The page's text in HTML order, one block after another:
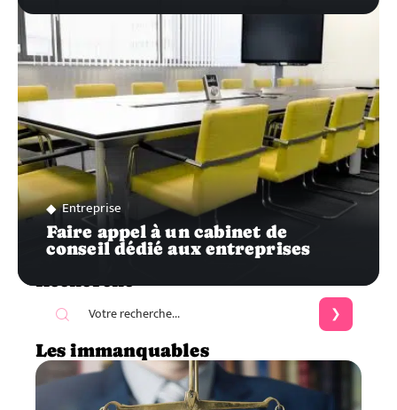
Entreprise
Faire appel à un cabinet de
conseil dédié aux entreprises
Recherche
Les immanquables